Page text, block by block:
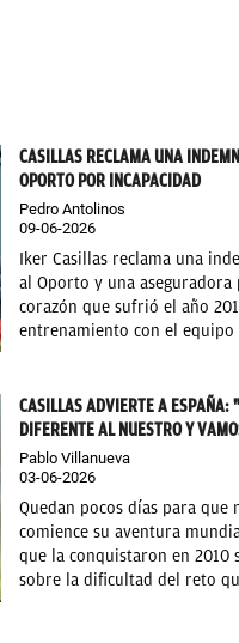
CASILLAS RECLAMA UNA
OPORTO POR INCAPACIDAD
Pedro Antolinos
09-06-2026
Iker Casillas reclama una
al Oporto y una
corazón que sufrió el año
entrenamiento con el equipo
CASILLAS ADVIERTE A ESPAÑA:
DIFERENTE AL NUESTRO Y
Pablo Villanueva
03-06-2026
Quedan pocos días para que
comience su aventura
que la conquistaron en 2010
sobre la dificultad del reto